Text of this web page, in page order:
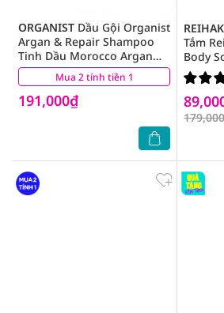
Mua 2 tính tiền 1
ORGANIST Dầu Gội Organist
Argan & Repair Shampoo
Tinh Dầu Morocco Argan
Dành Cho Tóc Hư Tổn 500ml
191,000₫
(5)
Tắm
Body
800ml